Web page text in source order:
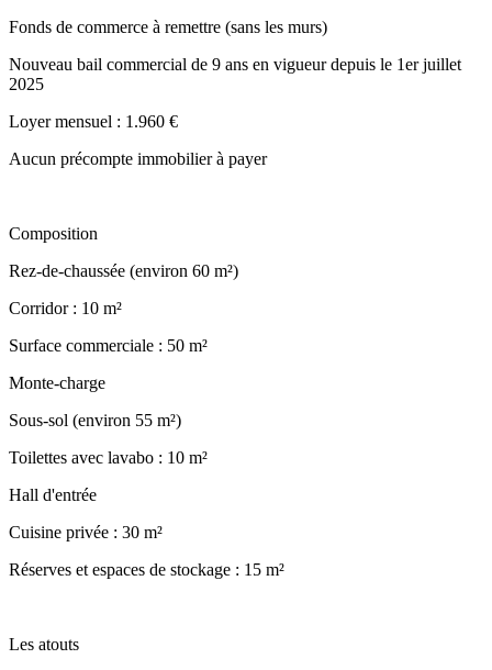
Fonds de commerce à remettre (sans les murs)
Nouveau bail commercial de 9 ans en vigueur depuis le 1er juillet
2025
Loyer mensuel : 1.960 €
Aucun précompte immobilier à payer
Composition
Rez-de-chaussée (environ 60 m²)
Corridor : 10 m²
Surface commerciale : 50 m²
Monte-charge
Sous-sol (environ 55 m²)
Toilettes avec lavabo : 10 m²
Hall d'entrée
Cuisine privée : 30 m²
Réserves et espaces de stockage : 15 m²
Les atouts